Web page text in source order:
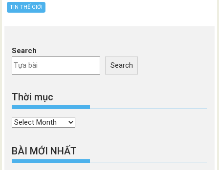
TIN THẾ GIỚI
Search
Search
Thời mục
Thời
BÀI MỚI NHẤT